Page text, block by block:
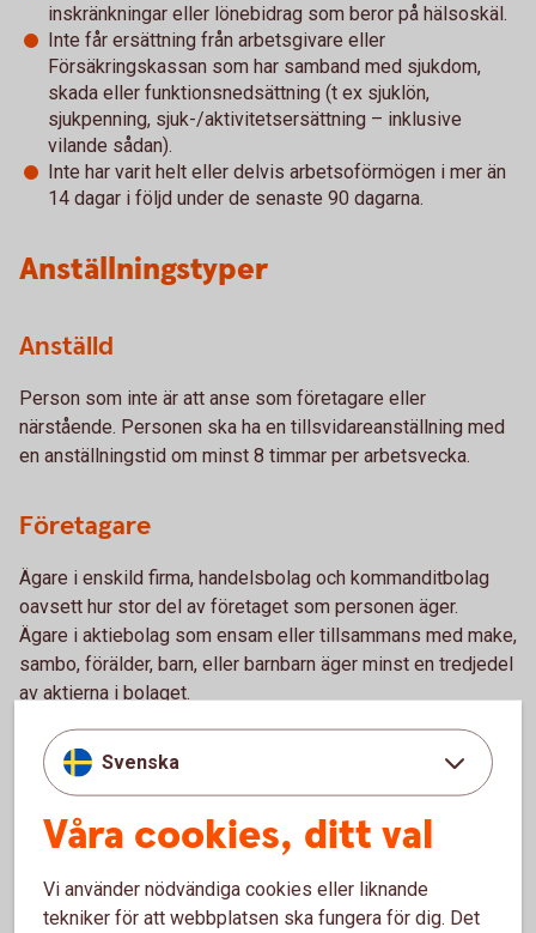
inskränkningar eller lönebidrag som beror på hälsoskäl.
Inte får ersättning från arbetsgivare eller
Försäkringskassan som har samband med sjukdom,
skada eller funktionsnedsättning (t ex sjuklön,
sjukpenning, sjuk-/aktivitetsersättning – inklusive
vilande sådan).
Inte har varit helt eller delvis arbetsoförmögen i mer än
14 dagar i följd under de senaste 90 dagarna.
Anställningstyper
Anställd
Person som inte är att anse som företagare eller
närstående. Personen ska ha en tillsvidareanställning med
en anställningstid om minst 8 timmar per arbetsvecka.
Företagare
Ägare i enskild firma, handelsbolag och kommanditbolag
oavsett hur stor del av företaget som personen äger.
Ägare i aktiebolag som ensam eller tillsammans med make,
sambo, förälder, barn, eller barnbarn äger minst en tredjedel
av aktierna i bolaget.
Närstående – make/sambo/reg partner
En person som är verksam i företaget och är make, sambo
eller registrerad partner med företagaren.
Närstående – förälder/barn
Svenska
Våra cookies, ditt val
Vi använder nödvändiga cookies eller liknande
tekniker för att webbplatsen ska fungera för dig. Det